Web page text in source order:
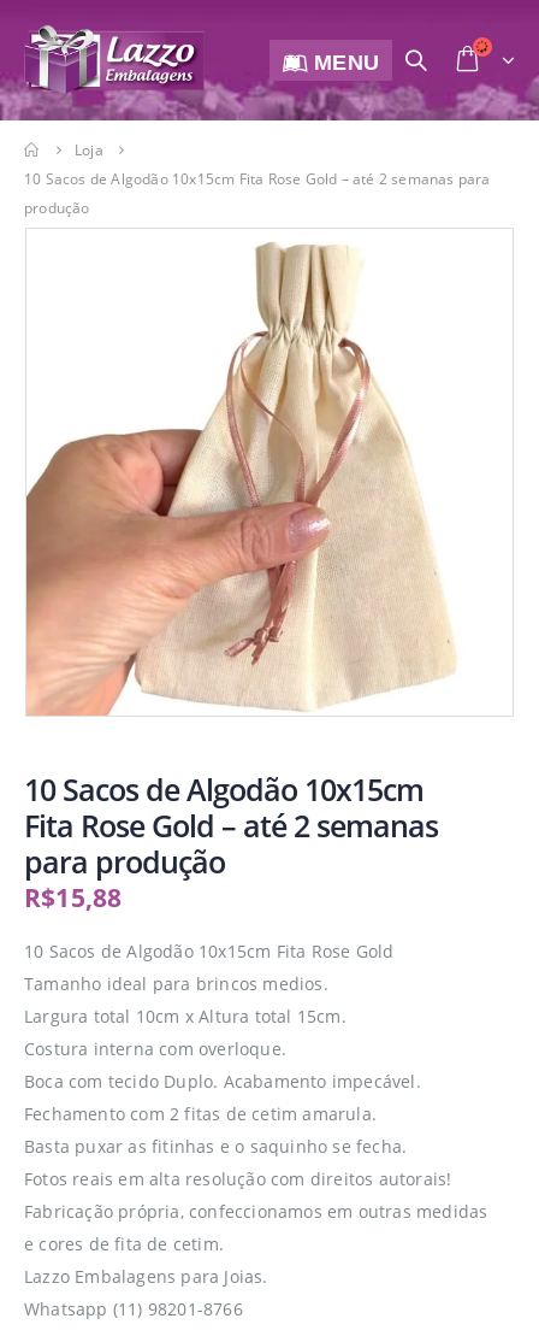
MENU
Loja
10 Sacos de Algodão 10x15cm Fita Rose Gold – até 2 semanas para
produção
10 Sacos de Algodão 10x15cm
Fita Rose Gold – até 2 semanas
para produção
R$15,88
10 Sacos de Algodão 10x15cm Fita Rose Gold
Tamanho ideal para brincos medios.
Largura total 10cm x Altura total 15cm.
Costura interna com overloque.
Boca com tecido Duplo. Acabamento impecável.
Fechamento com 2 fitas de cetim amarula.
Basta puxar as fitinhas e o saquinho se fecha.
Fotos reais em alta resolução com direitos autorais!
Fabricação própria, confeccionamos em outras medidas
e cores de fita de cetim.
Lazzo Embalagens para Joias.
Whatsapp (11) 98201-8766